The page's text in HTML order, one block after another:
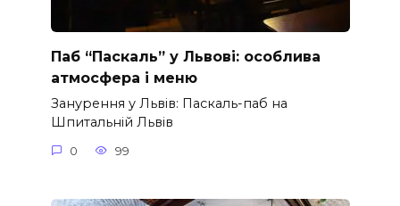
Паб “Паскаль” у Львові: особлива
атмосфера і меню
Занурення у Львів: Паскаль-паб на
Шпитальній Львів
0 99